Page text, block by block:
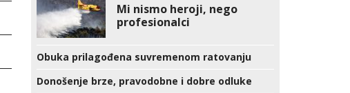
Mi nismo heroji, nego
profesionalci
Obuka prilagođena suvremenom ratovanju
Donošenje brze, pravodobne i dobre odluke